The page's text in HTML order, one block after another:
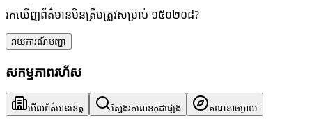
រកឃើញព័ត៌មានមិនត្រឹមត្រូវសម្រាប់ ១៥០២០៨?
រាយការណ៍បញ្ហា
សកម្មភាពរហ័ស
មើលព័ត៌មានខេត្ត ស្វែងរកលេខកូដផ្សេង គណនាចម្ងាយ